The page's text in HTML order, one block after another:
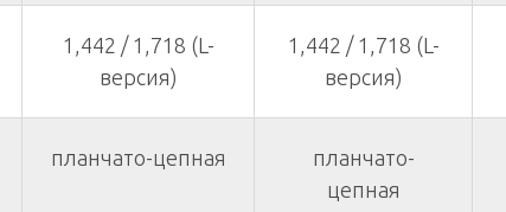
1,442 / 1,718 (L-
версия)
1,442 / 1,718 (L-
версия)
планчато-цепная
планчато-
цепная